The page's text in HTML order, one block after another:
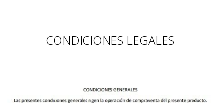
CONDICIONES LEGALES